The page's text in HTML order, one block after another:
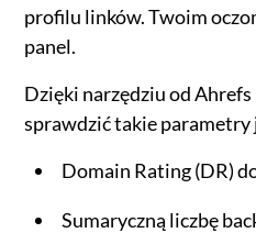
profilu linków. Twoim
panel.
Dzięki narzędziu od Ahrefs
sprawdzić takie parametry
Domain Rating (DR)
Sumaryczną liczbę